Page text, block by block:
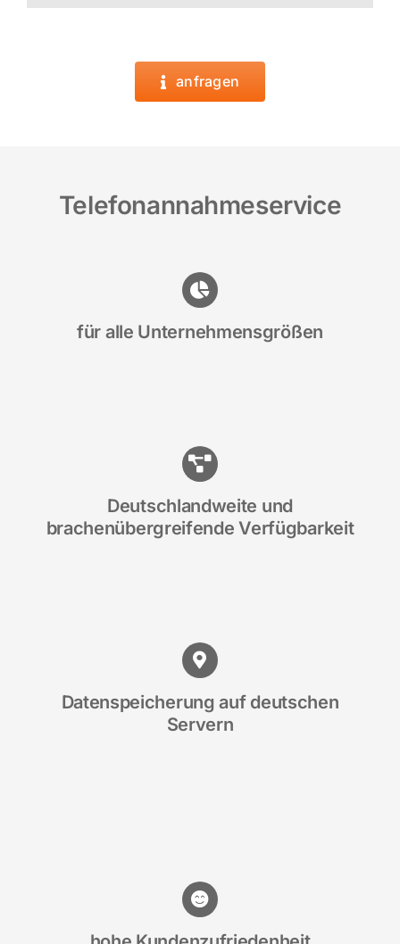
anfragen
Telefonannahmeservice
für alle Unternehmensgrößen
Deutschlandweite und
brachenübergreifende Verfügbarkeit
Datenspeicherung auf deutschen
Servern